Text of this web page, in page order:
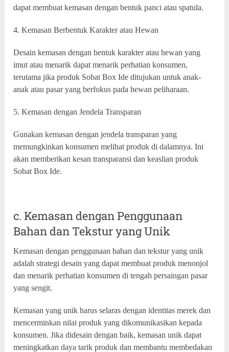
dapat membuat kemasan dengan bentuk panci atau spatula.
4. Kemasan Berbentuk Karakter atau Hewan
Desain kemasan dengan bentuk karakter atau hewan yang
imut atau menarik dapat menarik perhatian konsumen,
terutama jika produk Sobat Box Ide ditujukan untuk anak-
anak atau pasar yang berfokus pada hewan peliharaan.
5. Kemasan dengan Jendela Transparan
Gunakan kemasan dengan jendela transparan yang
memungkinkan konsumen melihat produk di dalamnya. Ini
akan memberikan kesan transparansi dan keaslian produk
Sobat Box Ide.
c. Kemasan dengan Penggunaan
Bahan dan Tekstur yang Unik
Kemasan dengan penggunaan bahan dan tekstur yang unik
adalah strategi desain yang dapat membuat produk menonjol
dan menarik perhatian konsumen di tengah persaingan pasar
yang sengit.
Kemasan yang unik harus selaras dengan identitas merek dan
mencerminkan nilai produk yang dikomunikasikan kepada
konsumen. Jika didesain dengan baik, kemasan unik dapat
meningkatkan daya tarik produk dan membantu membedakan